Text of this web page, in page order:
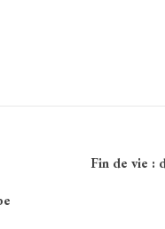
Fin de vie :